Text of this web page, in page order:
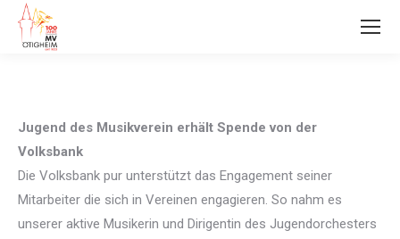
Jugend des Musikverein erhält Spende von der
Volksbank
Die Volksbank pur unterstützt das Engagement seiner
Mitarbeiter die sich in Vereinen engagieren. So nahm es
unserer aktive Musikerin und Dirigentin des Jugendorchesters